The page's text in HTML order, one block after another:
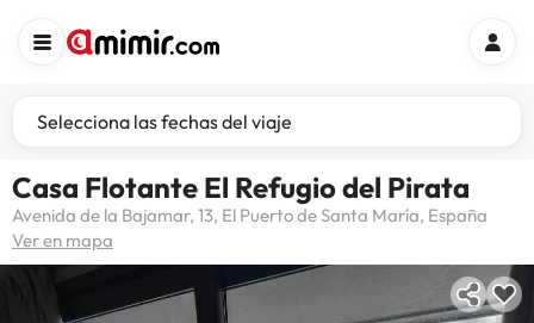
Selecciona las fechas del viaje
Casa Flotante El Refugio del Pirata
Avenida de la Bajamar, 13, El Puerto de Santa María, España
Ver en mapa